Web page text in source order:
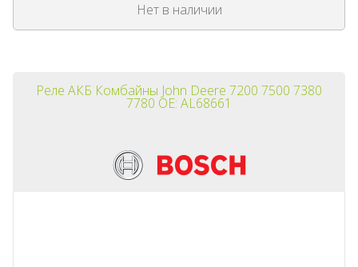
Нет в наличии
Реле АКБ Комбайны John Deere 7200 7500 7380
7780 OE: AL68661